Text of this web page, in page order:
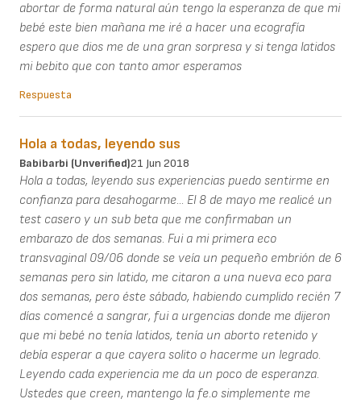
abortar de forma natural aún tengo la esperanza de que mi
bebé este bien mañana me iré a hacer una ecografía
espero que dios me de una gran sorpresa y si tenga latidos
mi bebito que con tanto amor esperamos
Respuesta
Hola a todas, leyendo sus
Babibarbi (unverified)21 Jun 2018
Hola a todas, leyendo sus experiencias puedo sentirme en
confianza para desahogarme... El 8 de mayo me realicé un
test casero y un sub beta que me confirmaban un
embarazo de dos semanas. Fui a mi primera eco
transvaginal 09/06 donde se veía un pequeño embrión de 6
semanas pero sin latido, me citaron a una nueva eco para
dos semanas, pero éste sábado, habiendo cumplido recién 7
días comencé a sangrar, fui a urgencias donde me dijeron
que mi bebé no tenía latidos, tenía un aborto retenido y
debía esperar a que cayera solito o hacerme un legrado.
Leyendo cada experiencia me da un poco de esperanza.
Ustedes que creen, mantengo la fe.o simplemente me